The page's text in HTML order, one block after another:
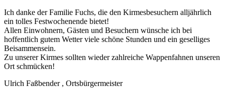
Ich danke der Familie Fuchs, die den Kirmesbesuchern alljährlich
ein tolles Festwochenende bietet!
Allen Einwohnern, Gästen und Besuchern wünsche ich bei
hoffentlich gutem Wetter viele schöne Stunden und ein geselliges
Beisammensein.
Zu unserer Kirmes sollten wieder zahlreiche Wappenfahnen unseren
Ort schmücken!
Ulrich Faßbender , Ortsbürgermeister